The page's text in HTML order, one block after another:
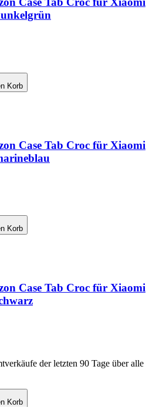
Korb
Case Tab Croc für Xiaomi
Korb
Case Tab Croc für Xiaomi
der letzten 90 Tage über alle
Korb